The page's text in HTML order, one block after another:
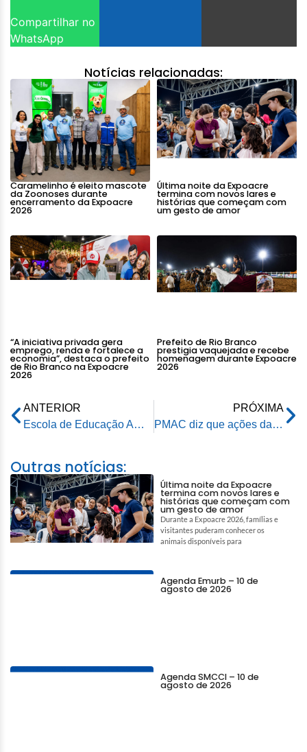
Compartilhar no
WhatsApp
Notícias relacionadas:
Caramelinho é eleito mascote
da Zoonoses durante
encerramento da Expoacre
2026
Última noite da Expoacre
termina com novos lares e
histórias que começam com
um gesto de amor
“A iniciativa privada gera
emprego, renda e fortalece a
economia”, destaca o prefeito
de Rio Branco na Expoacre
2026
Prefeito de Rio Branco
prestigia vaquejada e recebe
homenagem durante Expoacre
2026
ANTERIOR
Escola de Educação Ambiental do Horto Florestal participa da abertura do VII Encontro Acreano de Geografia
PRÓXIMA
PMAC diz que ações da Prefeitura de Rio Branco contribuem na redução de crimes na capital
Outras notícias:
Última noite da Expoacre
termina com novos lares e
histórias que começam com
um gesto de amor
Durante a Expoacre 2026, famílias e
visitantes puderam conhecer os
animais disponíveis para
Agenda Emurb – 10 de
agosto de 2026
Agenda SMCCI – 10 de
agosto de 2026